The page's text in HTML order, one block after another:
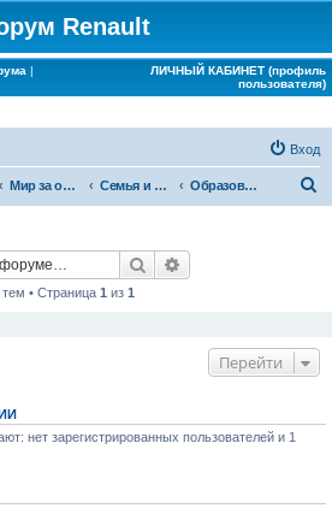
Renault
|
ЛИЧНЫЙ КАБИНЕТ (профиль
пользователя)
Вход
Мир за окном Renault Семья и дом Образование
Поиск
тем • Страница 1 из 1
Перейти
нет зарегистрированных пользователей и 1